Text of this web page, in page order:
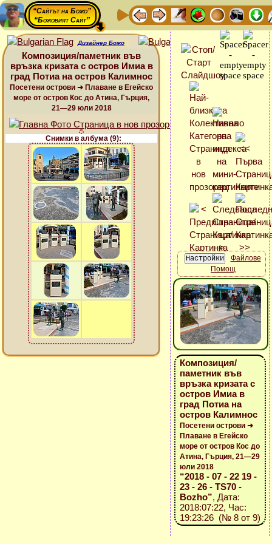
“Сайтът на Божо”
“Божовият Сайт”
Дизайнер Божо
Композиция/паметник във
връзка кризата с остров Имиа в
град Потиа на остров Калимнос
Посетени острови ➜ Плаване в Егейско
море от остров Кос до Атина, Гърция,
21—29 юли 2018
Снимки в албума (9):
Файлове
Помощ
Композиция/
паметник във
връзка кризата с
остров Имиа в
град Потиа на
остров Калимнос
Посетени острови ➜
Плаване в Егейско
море от остров Кос до
Атина, Гърция, 21—29
юли 2018
“2018 - 07 - 22 19 -
23 - 26 - TS70 -
Bozho”, Дата:
2018:07:22, Час:
19:23:26 (№ 8 от 9)